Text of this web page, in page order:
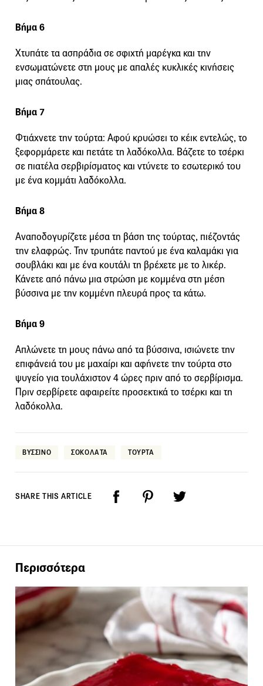
Βήμα 6
Χτυπάτε τα ασπράδια σε σφιχτή μαρέγκα και την
ενσωματώνετε στη μους με απαλές κυκλικές κινήσεις
μιας σπάτουλας.
Βήμα 7
Φτιάχνετε την τούρτα: Αφού κρυώσει το κέικ εντελώς, το
ξεφορμάρετε και πετάτε τη λαδόκολλα. Βάζετε το τσέρκι
σε πιατέλα σερβιρίσματος και ντύνετε το εσωτερικό του
με ένα κομμάτι λαδόκολλα.
Βήμα 8
Αναποδογυρίζετε μέσα τη βάση της τούρτας, πιέζοντάς
την ελαφρώς. Την τρυπάτε παντού με ένα καλαμάκι για
σουβλάκι και με ένα κουτάλι τη βρέχετε με το λικέρ.
Κάνετε από πάνω μια στρώση με κομμένα στη μέση
βύσσινα με την κομμένη πλευρά προς τα κάτω.
Βήμα 9
Απλώνετε τη μους πάνω από τα βύσσινα, ισιώνετε την
επιφάνειά του με μαχαίρι και αφήνετε την τούρτα στο
ψυγείο για τουλάχιστον 4 ώρες πριν από το σερβίρισμα.
Πριν σερβίρετε αφαιρείτε προσεκτικά το τσέρκι και τη
λαδόκολλα.
ΒΥΣΣΙΝΟ ΣΟΚΟΛΑΤΑ ΤΟΥΡΤΑ
SHARE THIS ARTICLE
Περισσότερα